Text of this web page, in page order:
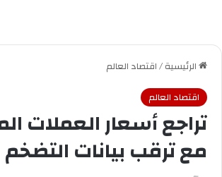
الرئيسية/اقتصاد العالم
اقتصاد العالم
تراجع أسعار العملات
مع ترقب بيانات التضخم